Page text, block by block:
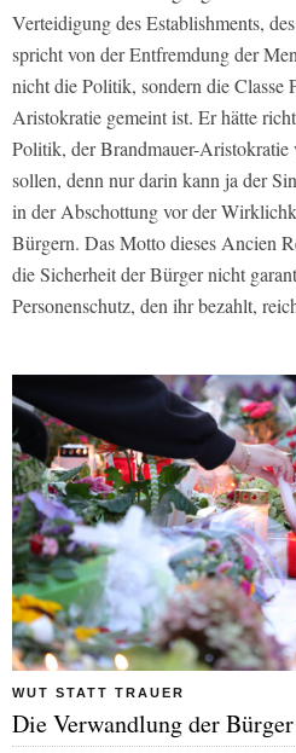
Verteidigung des Establishments,
spricht von der Entfremdung der
nicht die Politik, sondern die Classe
Aristokratie gemeint ist. Er hätte
Politik, der Brandmauer-Aristokratie
sollen, denn nur darin kann ja der
in der Abschottung vor der
Bürgern. Das Motto dieses Ancien
die Sicherheit der Bürger nicht
Personenschutz, den ihr bezahlt,
WUT STATT TRAUER
Die Verwandlung der